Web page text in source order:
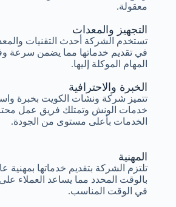
الخبرة والاحترافية
تتميز شركة ونشات الكويت بخبرة
خدمات الونش وتمتلك فريق عمل
الخدمات بأعلى مستوى من الجودة.
التجهيز والمعدات
تستخدم الشركة أحدث التقنيات
في تقديم خدماتها مما يضمن سرعة
المهام الموكلة إليها.
معقولة.
المهنية
تلتزم الشركة بتقديم خدماتها بمهنية
بالوقت المحدد مما يساعد العملاء
في الوقت المناسب.